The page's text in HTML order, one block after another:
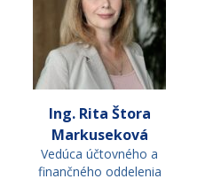
Ing. Rita Štora
Markuseková
Vedúca účtovného a
finančného oddelenia